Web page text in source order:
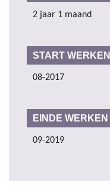
2 jaar 1 maand
START WERKEN
08-2017
EINDE WERKEN
09-2019